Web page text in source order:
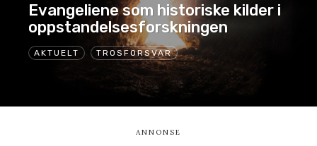
AKTUELT TROSFORSVAR
Evangeliene som historiske kilder i
oppstandelsesforskningen